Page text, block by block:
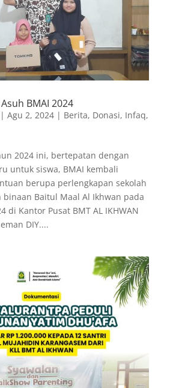
BMAI 2024
Agu 2, 2024| Berita, Donasi, Infaq,
2024 ini, bertepatan dengan
untuk siswa, BMAI kembali
berupa perlengkapan sekolah
binaan Baitul Maal Al Ikhwan pada
di Kantor Pusat BMT AL IKHWAN
DIY....